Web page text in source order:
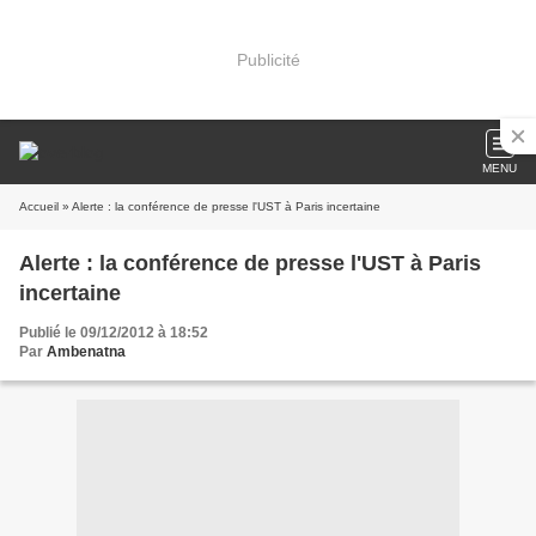
Publicité
MENU
Accueil » Alerte : la conférence de presse l'UST à Paris incertaine
Alerte : la conférence de presse l'UST à Paris
incertaine
Publié le 09/12/2012 à 18:52
Par Ambenatna